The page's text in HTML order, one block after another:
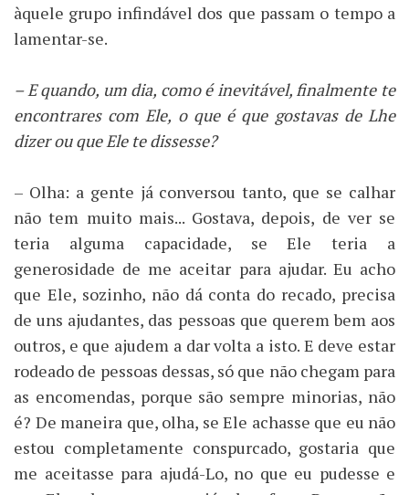
àquele grupo infindável dos que passam o tempo a
lamentar-se.
– E quando, um dia, como é inevitável, finalmente te
encontrares com Ele, o que é que gostavas de Lhe
dizer ou que Ele te dissesse?
– Olha: a gente já conversou tanto, que se calhar
não tem muito mais... Gostava, depois, de ver se
teria alguma capacidade, se Ele teria a
generosidade de me aceitar para ajudar. Eu acho
que Ele, sozinho, não dá conta do recado, precisa
de uns ajudantes, das pessoas que querem bem aos
outros, e que ajudem a dar volta a isto. E deve estar
rodeado de pessoas dessas, só que não chegam para
as encomendas, porque são sempre minorias, não
é? De maneira que, olha, se Ele achasse que eu não
estou completamente conspurcado, gostaria que
me aceitasse para ajudá-Lo, no que eu pudesse e